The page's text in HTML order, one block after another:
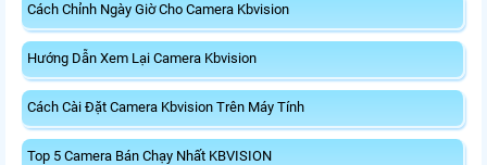
Cách Chỉnh Ngày Giờ Cho Camera Kbvision
Hướng Dẫn Xem Lại Camera Kbvision
Cách Cài Đặt Camera Kbvision Trên Máy Tính
Top 5 Camera Bán Chạy Nhất KBVISION